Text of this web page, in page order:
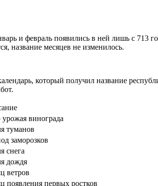
и февраль появились в ней лишь с 713
название месяцев не изменилось.
который получил название
винограда
туманов
заморозков
снега
дождя
ветров
появления первых ростков